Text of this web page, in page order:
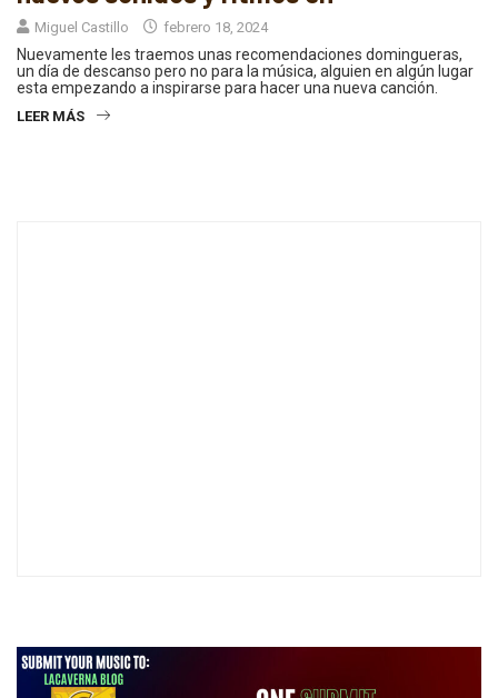
Miguel Castillo febrero 18, 2024
Nuevamente les traemos unas recomendaciones domingueras,
un día de descanso pero no para la música, alguien en algún lugar
esta empezando a inspirarse para hacer una nueva canción.
LEER MÁS